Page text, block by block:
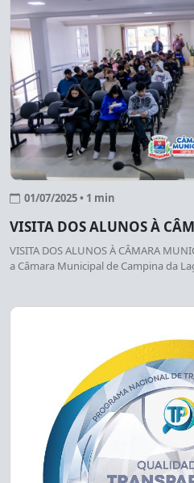
01/07/2025 • 1 min
VISITA DOS ALUNOS À
VISITA DOS ALUNOS À CÂMARA
a Câmara Municipal de Campina da